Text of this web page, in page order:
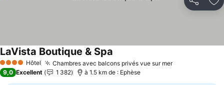
Partager
4 Étoiles Hôtel Chambres avec balcons privés vue sur mer
LaVista Boutique & Spa
9,0 Excellent 1 382 à 1.5 km de : Ephèse